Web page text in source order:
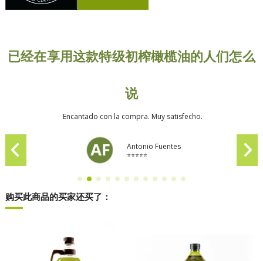
已经在享用这款特级初榨橄榄油的人们怎么
说
Encantado con la compra. Muy satisfecho.
Antonio Fuentes
⭐⭐⭐⭐⭐
购买此商品的买家还买了：